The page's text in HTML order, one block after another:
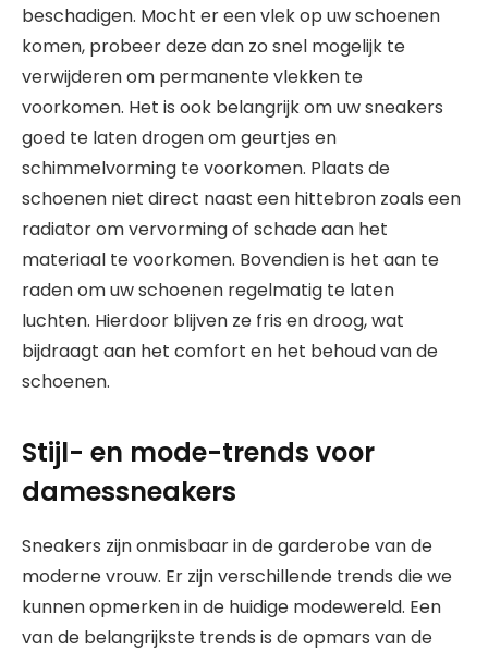
beschadigen. Mocht er een vlek op uw schoenen
komen, probeer deze dan zo snel mogelijk te
verwijderen om permanente vlekken te
voorkomen. Het is ook belangrijk om uw sneakers
goed te laten drogen om geurtjes en
schimmelvorming te voorkomen. Plaats de
schoenen niet direct naast een hittebron zoals een
radiator om vervorming of schade aan het
materiaal te voorkomen. Bovendien is het aan te
raden om uw schoenen regelmatig te laten
luchten. Hierdoor blijven ze fris en droog, wat
bijdraagt aan het comfort en het behoud van de
schoenen.
Stijl- en mode-trends voor
damessneakers
Sneakers zijn onmisbaar in de garderobe van de
moderne vrouw. Er zijn verschillende trends die we
kunnen opmerken in de huidige modewereld. Een
van de belangrijkste trends is de opmars van de